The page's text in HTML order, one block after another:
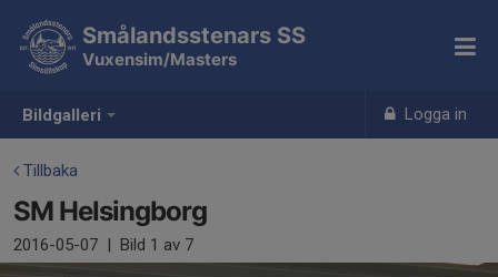
Bildgalleri Logga in
Smålandsstenars SS
Vuxensim/Masters
Tillbaka
SM Helsingborg
2016-05-07 | Bild 1 av 7